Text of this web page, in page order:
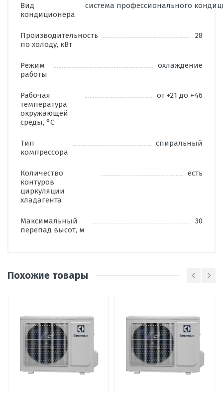
Вид
кондиционера
система профессионального
Производительность
по холоду, кВт
28
Режим
работы
охлаждение
Рабочая
температура
окружающей
среды, °С
от +21 до +46
Тип
компрессора
спиральный
Количество
контуров
циркуляции
хладагента
есть
Максимальный
перепад высот, м
30
Оценка
Пожалуйста, оцените по 5 бальной шкале
Ваше имя
Похожие товары